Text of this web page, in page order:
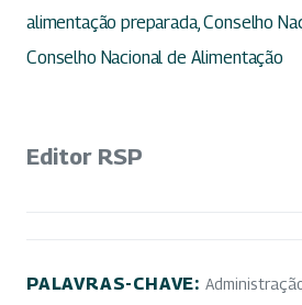
alimentação preparada, Conselho
Conselho Nacional de Alimentação
Editor RSP
PALAVRAS-CHAVE: